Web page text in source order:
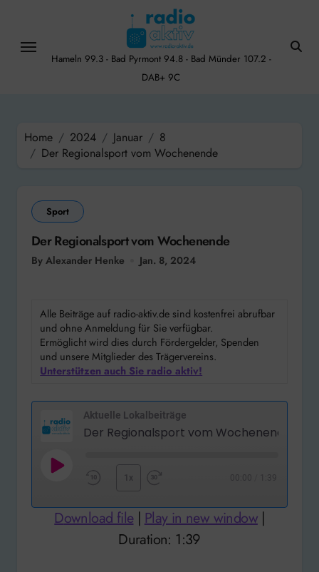
content
Hameln 99.3 - Bad Pyrmont 94.8 - Bad Münder 107.2 -
DAB+ 9C
Home 2024 Januar
8
Der Regionalsport vom Wochenende
Sport
Der Regionalsport vom Wochenende
By Alexander Henke Jan. 8, 2024
Alle Beiträge auf radio-aktiv.de sind kostenfrei abrufbar
und ohne Anmeldung für Sie verfügbar.
Ermöglicht wird dies durch Fördergelder, Spenden
und unsere Mitglieder des Trägervereins.
Unterstützen auch Sie radio aktiv!
Aktuelle Lokalbeiträge
Der Regionalsport vom Wochenende
Play
10
Seconds
1x
Forward
1:39
Download file| Play in new window|
Duration: 1:39